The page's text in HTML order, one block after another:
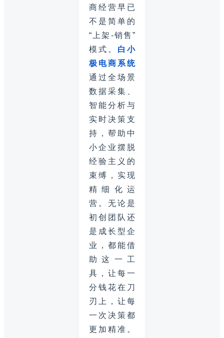
商经营早已
不是简单的
“上架-销售”
模式。 白小
极电商系统
通过全场景
数据采集、
智能分析与
实时决策支
持，帮助中
小企业摆脱
经验主义的
束缚，实现
精细化运
营。无论是
初创团队还
是成长型企
业，都能借
助这一工
具，让每一
分钱花在刀
刃上，让每
一次决策都
更加精准。